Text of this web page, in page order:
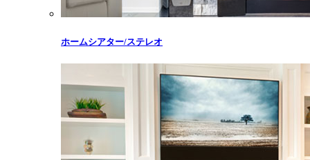
ホームシアター/ステレオ